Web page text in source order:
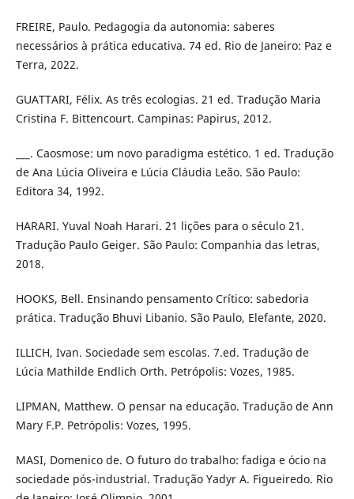
FREIRE, Paulo. Pedagogia da autonomia: saberes
necessários à prática educativa. 74 ed. Rio de Janeiro: Paz e
Terra, 2022.
GUATTARI, Félix. As três ecologias. 21 ed. Tradução Maria
Cristina F. Bittencourt. Campinas: Papirus, 2012.
___. Caosmose: um novo paradigma estético. 1 ed. Tradução
de Ana Lúcia Oliveira e Lúcia Cláudia Leão. São Paulo:
Editora 34, 1992.
HARARI. Yuval Noah Harari. 21 lições para o século 21.
Tradução Paulo Geiger. São Paulo: Companhia das letras,
2018.
HOOKS, Bell. Ensinando pensamento Crítico: sabedoria
prática. Tradução Bhuvi Libanio. São Paulo, Elefante, 2020.
ILLICH, Ivan. Sociedade sem escolas. 7.ed. Tradução de
Lúcia Mathilde Endlich Orth. Petrópolis: Vozes, 1985.
LIPMAN, Matthew. O pensar na educação. Tradução de Ann
Mary F.P. Petrópolis: Vozes, 1995.
MASI, Domenico de. O futuro do trabalho: fadiga e ócio na
sociedade pós-industrial. Tradução Yadyr A. Figueiredo. Rio